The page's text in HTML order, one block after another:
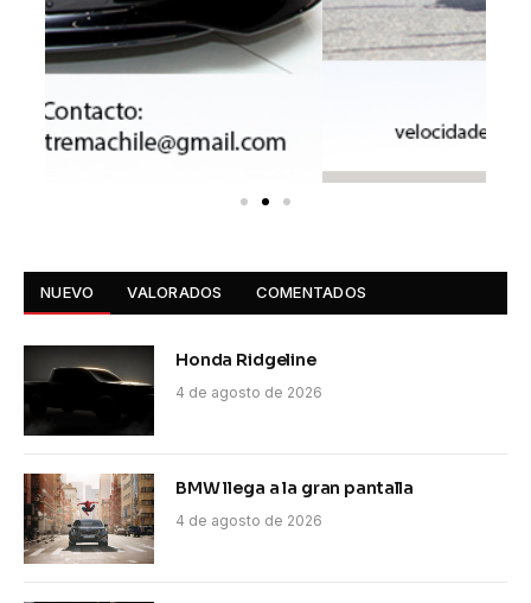
NUEVO VALORADOS COMENTADOS
Honda Ridgeline
4 de agosto de 2026
BMW llega a la gran pantalla
4 de agosto de 2026